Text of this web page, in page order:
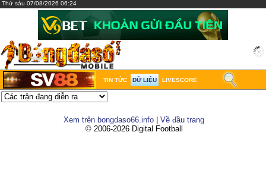
Thứ sáu 07/08/2026 06:24
TIN TỨC DỮ LIỆU LIVESCORE
Xem trên bongdaso66.info
Về đầu trang
© 2006-2026 Digital Football